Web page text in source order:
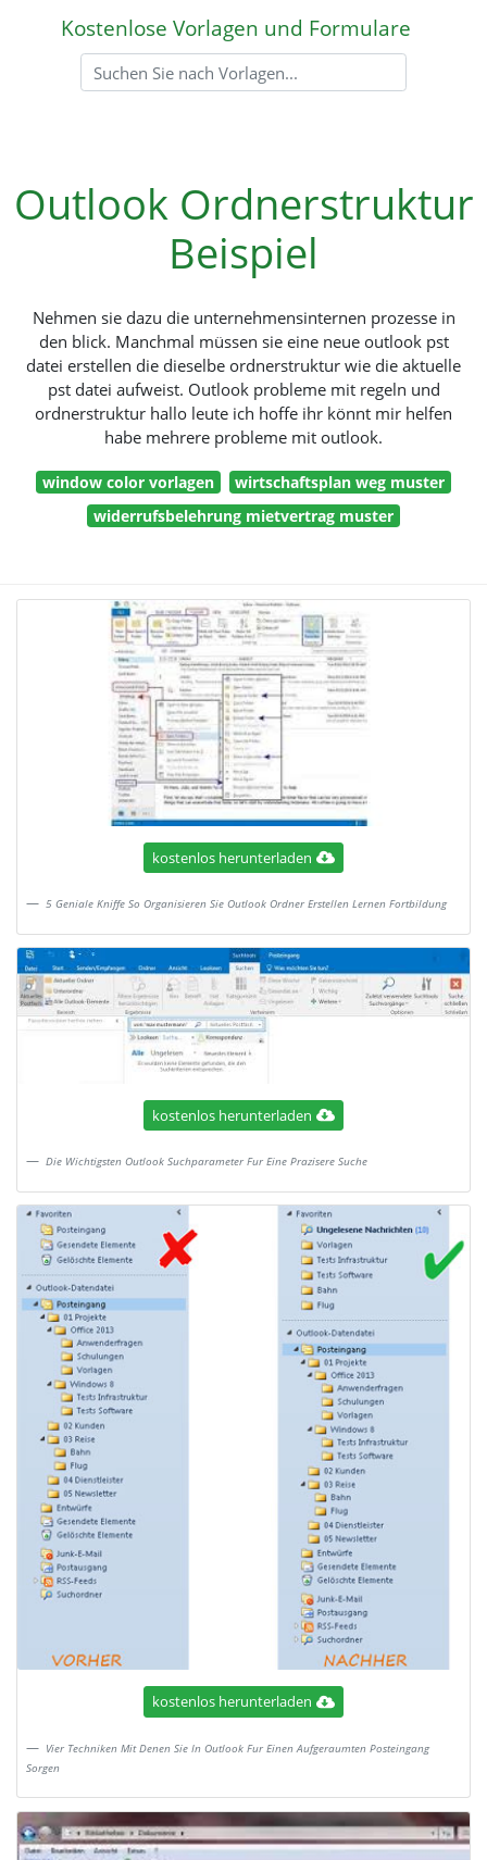
Kostenlose Vorlagen und Formulare
Outlook Ordnerstruktur
Beispiel
Nehmen sie dazu die unternehmensinternen prozesse in
den blick. Manchmal müssen sie eine neue outlook pst
datei erstellen die dieselbe ordnerstruktur wie die aktuelle
pst datei aufweist. Outlook probleme mit regeln und
ordnerstruktur hallo leute ich hoffe ihr könnt mir helfen
habe mehrere probleme mit outlook.
window color vorlagen
wirtschaftsplan weg muster
widerrufsbelehrung mietvertrag muster
kostenlos herunterladen
5 Geniale Kniffe So Organisieren Sie Outlook Ordner Erstellen Lernen Fortbildung
kostenlos herunterladen
Die Wichtigsten Outlook Suchparameter Fur Eine Prazisere Suche
kostenlos herunterladen
Vier Techniken Mit Denen Sie In Outlook Fur Einen Aufgeraumten Posteingang
Sorgen